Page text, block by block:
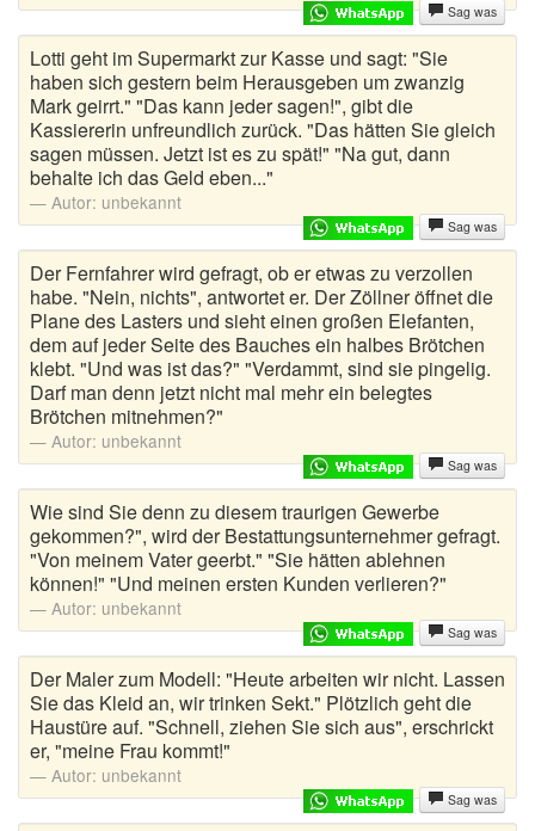
Sag was
Lotti geht im Supermarkt zur Kasse und sagt: "Sie
haben sich gestern beim Herausgeben um zwanzig
Mark geirrt." "Das kann jeder sagen!", gibt die
Kassiererin unfreundlich zurück. "Das hätten Sie gleich
sagen müssen. Jetzt ist es zu spät!" "Na gut, dann
behalte ich das Geld eben..."
Autor: unbekannt
Sag was
Der Fernfahrer wird gefragt, ob er etwas zu verzollen
habe. "Nein, nichts", antwortet er. Der Zöllner öffnet die
Plane des Lasters und sieht einen großen Elefanten,
dem auf jeder Seite des Bauches ein halbes Brötchen
klebt. "Und was ist das?" "Verdammt, sind sie pingelig.
Darf man denn jetzt nicht mal mehr ein belegtes
Brötchen mitnehmen?"
Autor: unbekannt
Sag was
Wie sind Sie denn zu diesem traurigen Gewerbe
gekommen?", wird der Bestattungsunternehmer gefragt.
"Von meinem Vater geerbt." "Sie hätten ablehnen
können!" "Und meinen ersten Kunden verlieren?"
Autor: unbekannt
Sag was
Der Maler zum Modell: "Heute arbeiten wir nicht. Lassen
Sie das Kleid an, wir trinken Sekt." Plötzlich geht die
Haustüre auf. "Schnell, ziehen Sie sich aus", erschrickt
er, "meine Frau kommt!"
Autor: unbekannt
Sag was